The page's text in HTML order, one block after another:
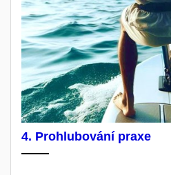
4. Prohlubování praxe